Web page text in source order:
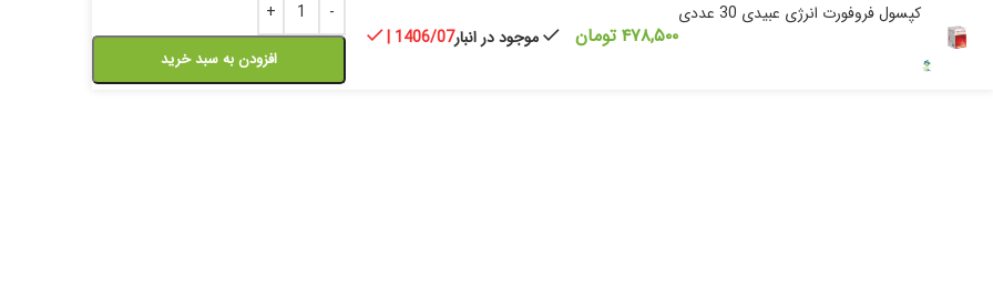
کپسول فروفورت انرژی عبیدی 30 عددی
۴۷۸,۵۰۰ تومان موجود در انبار| 1406/07
افزودن به سبد خرید